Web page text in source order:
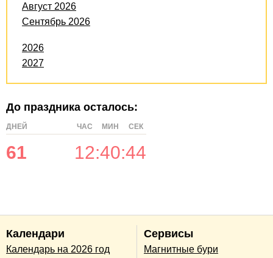
Август 2026
Сентябрь 2026
2026
2027
До праздника осталось:
ДНЕЙ ЧАС МИН СЕК
61 12:40:44
Календари
Календарь на 2026 год
Сервисы
Магнитные бури